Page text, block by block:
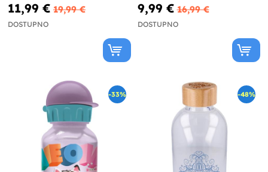
11,99 € 19,99 €
DOSTUPNO
9,99 € 16,99 €
DOSTUPNO
-33% -48%